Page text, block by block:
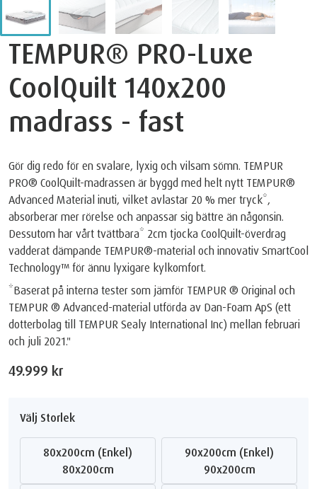
TEMPUR® PRO-Luxe
CoolQuilt 140x200
madrass - fast
Gör dig redo för en svalare, lyxig och vilsam sömn. TEMPUR
PRO® CoolQuilt-madrassen är byggd med helt nytt TEMPUR®
Advanced Material inuti, vilket avlastar 20 % mer tryck*,
absorberar mer rörelse och anpassar sig bättre än någonsin.
Dessutom har vårt tvättbara* 2cm tjocka CoolQuilt-överdrag
vadderat dämpande TEMPUR®-material och innovativ SmartCool
Technology™️ för ännu lyxigare kylkomfort.
*Baserat på interna tester som jämför TEMPUR ® Original och
TEMPUR ® Advanced-material utförda av Dan-Foam ApS (ett
dotterbolag till TEMPUR Sealy International Inc) mellan februari
och juli 2021."
49.999 kr
Välj Storlek
80x200cm (Enkel)
80x200cm
90x200cm (Enkel)
90x200cm